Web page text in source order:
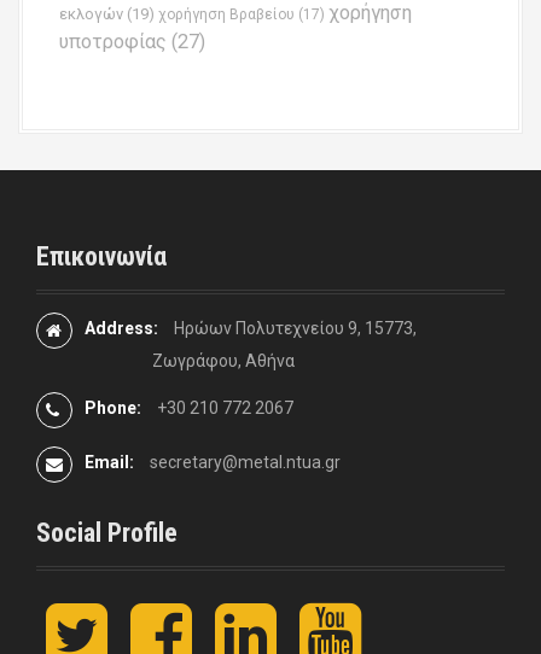
εκλογών (19) χορήγηση Βραβείου (17) χορήγηση
υποτροφίας (27)
Επικοινωνία
Address:
Ηρώων Πολυτεχνείου 9, 15773,
Ζωγράφου, Αθήνα
Phone: +30 210 772 2067
Email: secretary@metal.ntua.gr
Social Profile
t
F
L
y